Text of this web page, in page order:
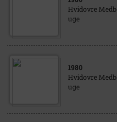
Hvidovre
uge
1980
Hvidovre
uge